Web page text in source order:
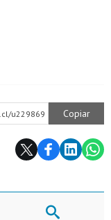
u229869 Copiar